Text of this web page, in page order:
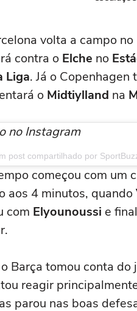
volta a campo
contra o Elche no
Liga. Já o
o Midtiylland na
no Instagram
post compartilhado por
começou com um
aos 4 minutos, quando
com Elyounoussi e
Barça tomou conta do
reagir
parou nas boas